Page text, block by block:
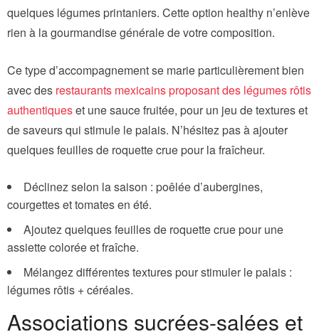
quelques légumes printaniers. Cette option healthy n’enlève
rien à la gourmandise générale de votre composition.
Ce type d’accompagnement se marie particulièrement bien
avec des restaurants mexicains proposant des légumes rôtis
authentiqueset une sauce fruitée, pour un jeu de textures et
de saveurs qui stimule le palais. N’hésitez pas à ajouter
quelques feuilles de roquette crue pour la fraîcheur.
Déclinez selon la saison : poêlée d’aubergines,
courgettes et tomates en été.
Ajoutez quelques feuilles de roquette crue pour une
assiette colorée et fraîche.
Mélangez différentes textures pour stimuler le palais :
légumes rôtis + céréales.
Associations sucrées-salées et